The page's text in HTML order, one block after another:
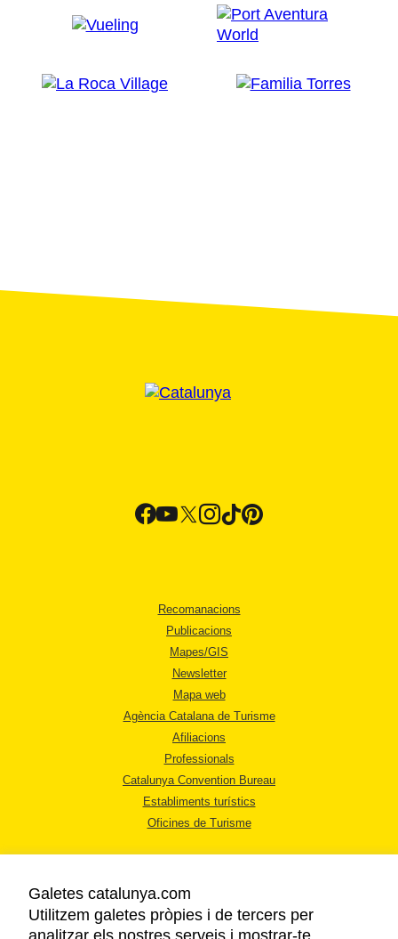
Recomanacions
Publicacions
Mapes/GIS
Newsletter
Mapa web
Agència Catalana de Turisme
Afiliacions
Professionals
Catalunya Convention Bureau
Establiments turístics
Oficines de Turisme
Galetes catalunya.com
Utilitzem galetes pròpies i de tercers per
analitzar els nostres serveis i mostrar-te